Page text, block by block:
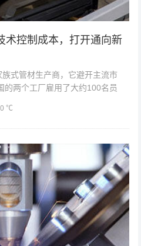
术控制成本，打开通向新
式管材生产商，它避开主流市
的两个工厂雇用了大约100名员
℃